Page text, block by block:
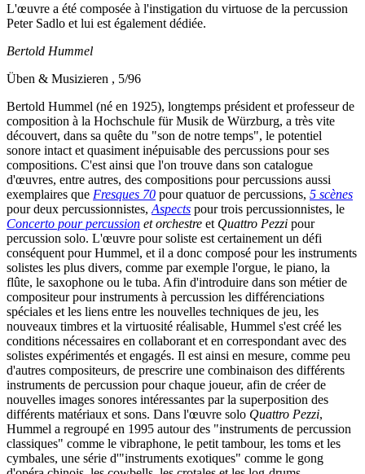
L'œuvre a été composée à l'instigation du virtuose de la percussion
Peter Sadlo et lui est également dédiée.
Bertold Hummel
Üben & Musizieren , 5/96
Bertold Hummel (né en 1925), longtemps président et professeur de
composition à la Hochschule für Musik de Würzburg, a très vite
découvert, dans sa quête du "son de notre temps", le potentiel
sonore intact et quasiment inépuisable des percussions pour ses
compositions. C'est ainsi que l'on trouve dans son catalogue
d'œuvres, entre autres, des compositions pour percussions aussi
exemplaires que Fresques 70 pour quatuor de percussions, 5 scènes
pour deux percussionnistes, Aspects pour trois percussionnistes, le
Concerto pour percussion et orchestre et Quattro Pezzi pour
percussion solo. L'œuvre pour soliste est certainement un défi
conséquent pour Hummel, et il a donc composé pour les instruments
solistes les plus divers, comme par exemple l'orgue, le piano, la
flûte, le saxophone ou le tuba. Afin d'introduire dans son métier de
compositeur pour instruments à percussion les différenciations
spéciales et les liens entre les nouvelles techniques de jeu, les
nouveaux timbres et la virtuosité réalisable, Hummel s'est créé les
conditions nécessaires en collaborant et en correspondant avec des
solistes expérimentés et engagés. Il est ainsi en mesure, comme peu
d'autres compositeurs, de prescrire une combinaison des différents
instruments de percussion pour chaque joueur, afin de créer de
nouvelles images sonores intéressantes par la superposition des
différents matériaux et sons. Dans l'œuvre solo Quattro Pezzi,
Hummel a regroupé en 1995 autour des "instruments de percussion
classiques" comme le vibraphone, le petit tambour, les toms et les
cymbales, une série d'"instruments exotiques" comme le gong